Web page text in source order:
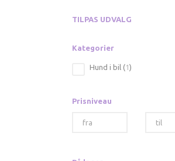
TILPAS UDVALG
Kategorier
Hund i bil (1)
Prisniveau